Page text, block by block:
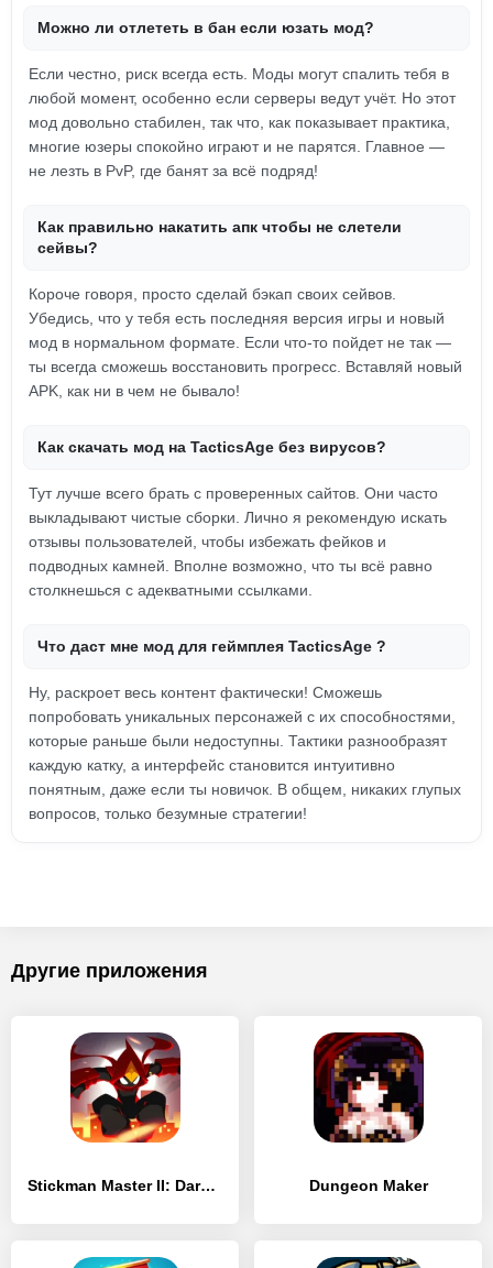
Можно ли отлететь в бан если юзать мод?
Если честно, риск всегда есть. Моды могут спалить тебя в
любой момент, особенно если серверы ведут учёт. Но этот
мод довольно стабилен, так что, как показывает практика,
многие юзеры спокойно играют и не парятся. Главное —
не лезть в PvP, где банят за всё подряд!
Как правильно накатить апк чтобы не слетели
сейвы?
Короче говоря, просто сделай бэкап своих сейвов.
Убедись, что у тебя есть последняя версия игры и новый
мод в нормальном формате. Если что-то пойдет не так —
ты всегда сможешь восстановить прогресс. Вставляй новый
APK, как ни в чем не бывало!
Как скачать мод на TacticsAge без вирусов?
Тут лучше всего брать с проверенных сайтов. Они часто
выкладывают чистые сборки. Лично я рекомендую искать
отзывы пользователей, чтобы избежать фейков и
подводных камней. Вполне возможно, что ты всё равно
столкнешься с адекватными ссылками.
Что даст мне мод для геймплея TacticsAge ?
Ну, раскроет весь контент фактически! Сможешь
попробовать уникальных персонажей с их способностями,
которые раньше были недоступны. Тактики разнообразят
каждую катку, а интерфейс становится интуитивно
понятным, даже если ты новичок. В общем, никаких глупых
вопросов, только безумные стратегии!
Другие приложения
Stickman Master II: Dark Earldom Dungeon Maker